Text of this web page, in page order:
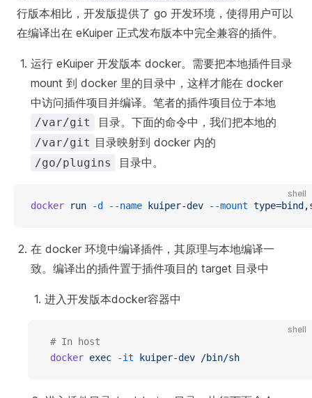
行版本相比，开发版提供了 go 开发环境，使得用户可以
在编译出在 eKuiper 正式发布版本中完全兼容的插件。
运行 eKuiper 开发版本 docker。需要把本地插件目录
mount 到 docker 里的目录中，这样才能在 docker
中访问插件项目并编译。笔者的插件项目位于本地
/var/git 目录。下面的命令中，我们把本地的
/var/git 目录映射到 docker 内的
/go/plugins 目录中。
shell
docker run -d --name kuiper-dev --mount
在 docker 环境中编译插件，其原理与本地编译一
致。编译出的插件置于插件项目的 target 目录中
进入开发版本docker容器中
shell
# In host
docker exec -it kuiper-dev /bin/sh